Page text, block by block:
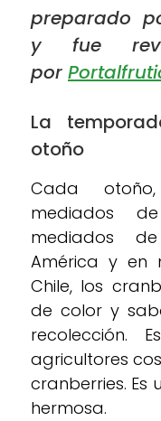
preparado
y fue
por
La
otoño
Cada
mediados
mediados
América y en
Chile, los
de color y
recolección.
agricultores
cranberries.
hermosa.